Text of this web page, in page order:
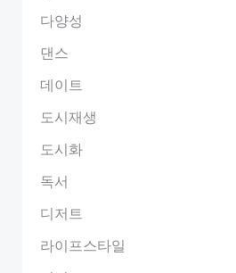
다양성
댄스
데이트
도시재생
도시화
독서
디저트
라이프스타일